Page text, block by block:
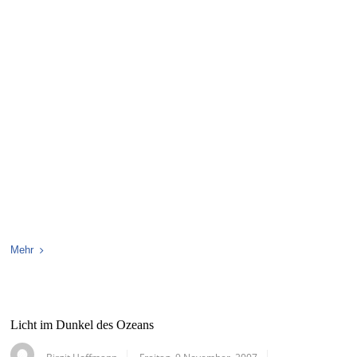
Mehr
Licht im Dunkel des Ozeans